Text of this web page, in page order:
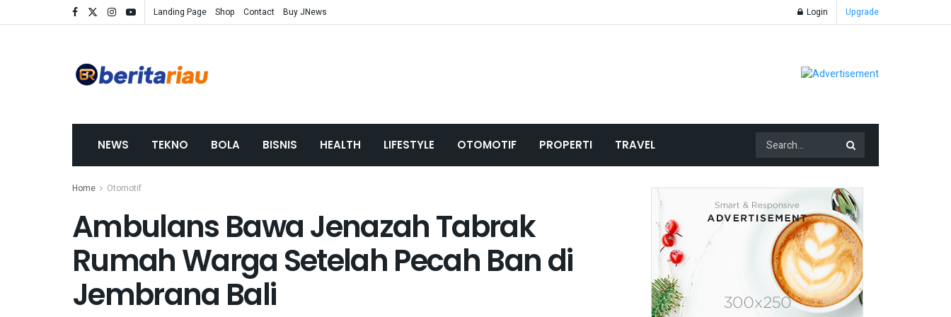
Landing Page Shop Contact Buy JNews Login Upgrade
NEWS TEKNO BOLA BISNIS HEALTH LIFESTYLE OTOMOTIF PROPERTI TRAVEL
Home Otomotif
Ambulans Bawa Jenazah Tabrak
Rumah Warga Setelah Pecah Ban di
Jembrana Bali